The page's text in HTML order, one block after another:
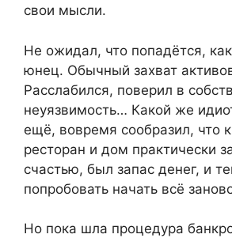
свои мысли.
Не ожидал, что попадётся,
юнец. Обычный захват
Расслабился, поверил в
неуязвимость… Какой же
ещё, вовремя сообразил, что
ресторан и дом практически
счастью, был запас денег, и
попробовать начать всё
Но пока шла процедура